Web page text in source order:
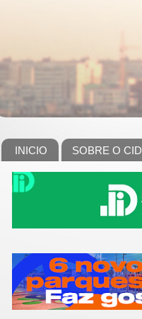
INICIO SOBRE O